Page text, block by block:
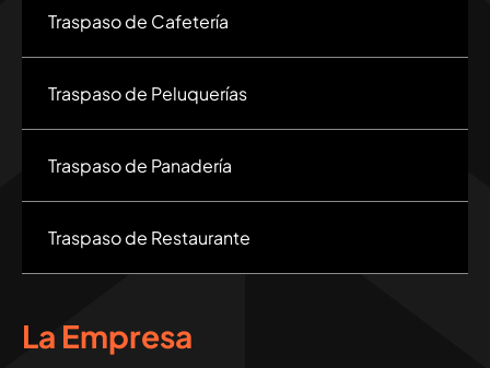
Traspaso de Cafetería
Traspaso de Peluquerías
Traspaso de Panadería
Traspaso de Restaurante
La Empresa